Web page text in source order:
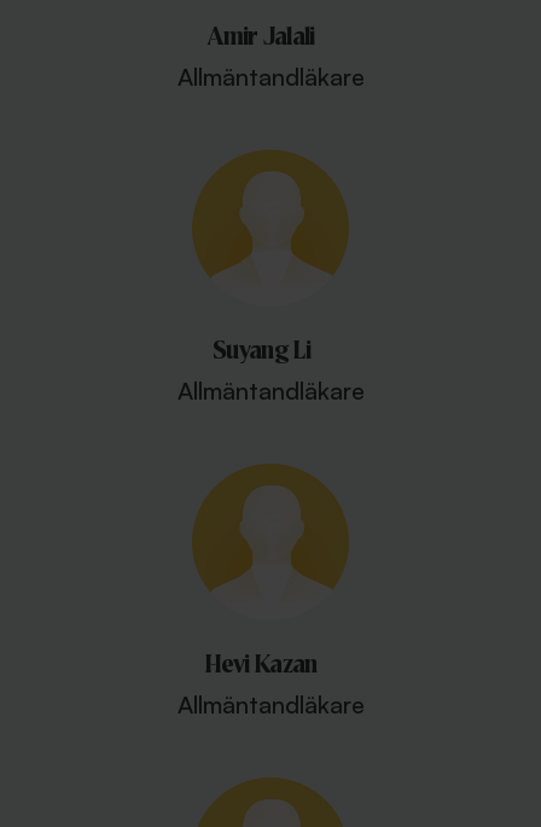
Amir Jalali
Allmäntandläkare
Suyang Li
Allmäntandläkare
Hevi Kazan
Allmäntandläkare